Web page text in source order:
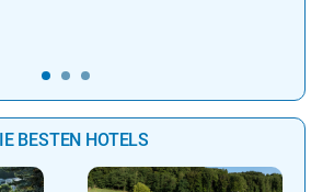
BESTEN HOTELS